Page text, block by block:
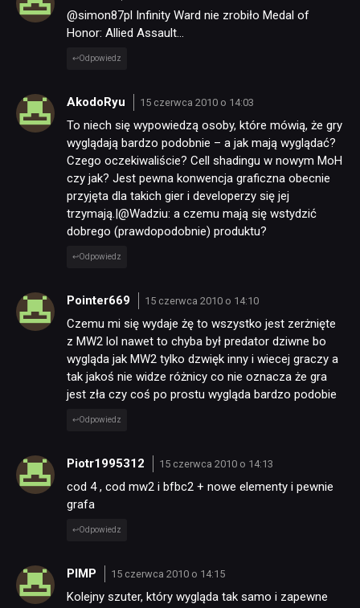
@simon87pl Infinity Ward nie zrobiło Medal of
Honor: Allied Assault…
Odpowiedz
AkodoRyu 15 czerwca 2010 o 14:03
To niech się wypowiedzą osoby, które mówią, że gry
wyglądają bardzo podobnie – a jak mają wyglądać?
Czego oczekiwaliście? Cell shadingu w nowym MoH
czy jak? Jest pewna konwencja graficzna obecnie
przyjęta dla takich gier i developerzy się jej
trzymają.|@Wadziu: a czemu mają się wstydzić
dobrego (prawdopodobnie) produktu?
Odpowiedz
Pointer669 15 czerwca 2010 o 14:10
Czemu mi się wydaje żę to wszystko jest zerżnięte
z MW2 lol nawet to chyba był predator dziwne bo
wygląda jak MW2 tylko dzwięk inny i wiecej graczy a
tak jakoś nie widze różnicy co nie oznacza że gra
jest zła czy coś po prostu wygląda bardzo podobie
Odpowiedz
Piotr1995312 15 czerwca 2010 o 14:13
cod 4 , cod mw2 i bfbc2 + nowe elementy i pewnie
grafa
Odpowiedz
PIMP 15 czerwca 2010 o 14:15
Kolejny szuter, który wygląda tak samo i zapewne